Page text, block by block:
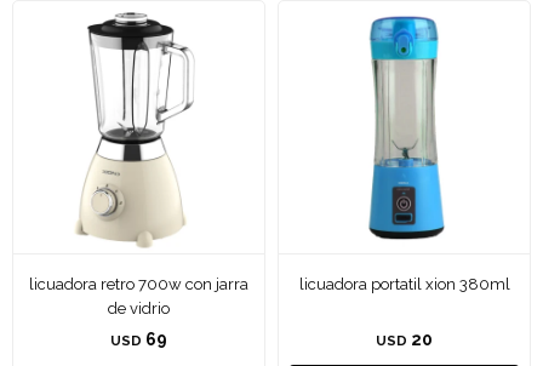
licuadora retro 700w con jarra
de vidrio
USD 69
licuadora portatil xion 380ml
USD 20